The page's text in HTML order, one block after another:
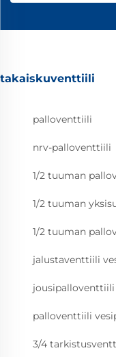
takaiskuventtiili
palloventtiili
nrv-palloventtiili
1/2 tuuman
1/2 tuuman
1/2 tuuman
jalustaventtiili
jousipalloventtiili
palloventtiili
3/4